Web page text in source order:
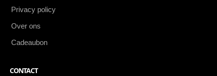
Privacy policy
Over ons
Cadeaubon
CONTACT